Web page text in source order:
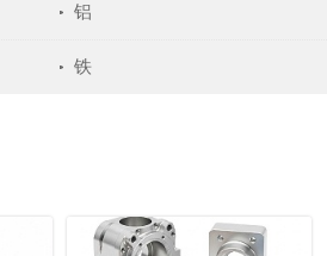
铝
铁